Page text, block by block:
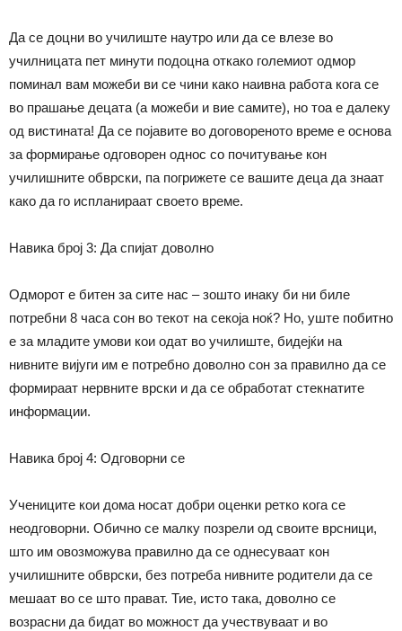
Да се доцни во училиште наутро или да се влезе во
училницата пет минути подоцна откако големиот одмор
поминал вам можеби ви се чини како наивна работа кога се
во прашање децата (а можеби и вие самите), но тоа е далеку
од вистината! Да се појавите во договореното време е основа
за формирање одговорен однос со почитување кон
училишните обврски, па погрижете се вашите деца да знаат
како да го испланираат своето време.
Навика број 3: Да спијат доволно
Одморот е битен за сите нас – зошто инаку би ни биле
потребни 8 часа сон во текот на секоја ноќ? Но, уште побитно
е за младите умови кои одат во училиште, бидејќи на
нивните вијуги им е потребно доволно сон за правилно да се
формираат нервните врски и да се обработат стекнатите
информации.
Навика број 4: Одговорни се
Учениците кои дома носат добри оценки ретко кога се
неодговорни. Обично се малку позрели од своите врсници,
што им овозможува правилно да се однесуваат кон
училишните обврски, без потреба нивните родители да се
мешаат во се што прават. Тие, исто така, доволно се
возрасни да бидат во можност да учествуваат и во